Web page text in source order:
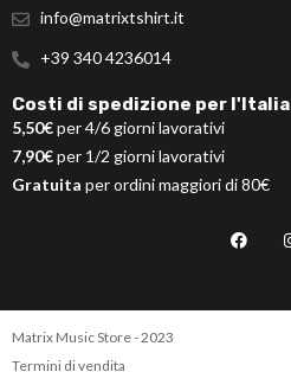
info@matrixtshirt.it
+39 340 4236014
Costi di spedizione per l'Italia
5,50€per 4/6 giorni lavorativi
7,90€per 1/2 giorni lavorativi
Gratuita per ordini maggiori di 80€
Matrix Music Store - 2023
Termini di vendita